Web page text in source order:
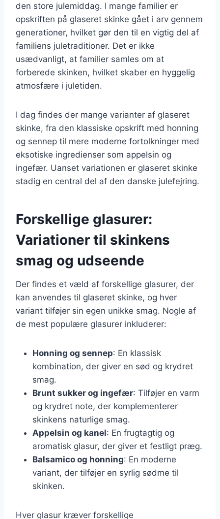
den store julemiddag. I mange familier er
opskriften på glaseret skinke gået i arv gennem
generationer, hvilket gør den til en vigtig del af
familiens juletraditioner. Det er ikke
usædvanligt, at familier samles om at
forberede skinken, hvilket skaber en hyggelig
atmosfære i juletiden.
I dag findes der mange varianter af glaseret
skinke, fra den klassiske opskrift med honning
og sennep til mere moderne fortolkninger med
eksotiske ingredienser som appelsin og
ingefær. Uanset variationen er glaseret skinke
stadig en central del af den danske julefejring.
Forskellige glasurer:
Variationer til skinkens
smag og udseende
Der findes et væld af forskellige glasurer, der
kan anvendes til glaseret skinke, og hver
variant tilføjer sin egen unikke smag. Nogle af
de mest populære glasurer inkluderer:
Honning og sennep: En klassisk
kombination, der giver en sød og krydret
smag.
Brunt sukker og ingefær: Tilføjer en varm
og krydret note, der komplementerer
skinkens naturlige smag.
Appelsin og kanel: En frugtagtig og
aromatisk glasur, der giver et festligt præg.
Balsamico og honning: En moderne
variant, der tilføjer en syrlig sødme til
skinken.
Hver glasur kræver forskellige